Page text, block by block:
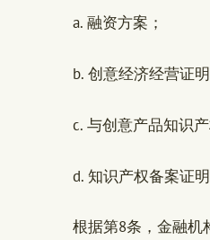
a. 融资方案；
b. 创意经济经营证明
c. 与创意产品知识
d. 知识产权备案证
根据第8条，金融机